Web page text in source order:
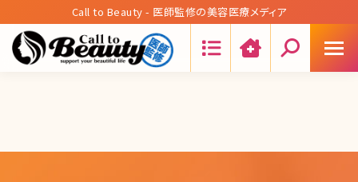
Call to Beauty - 医師監修の美容医療メディア